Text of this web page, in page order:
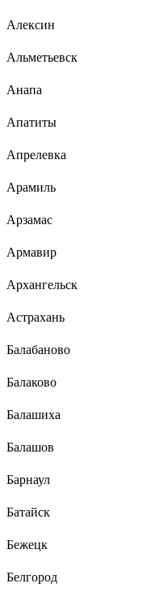
Алексин
Альметьевск
Анапа
Апатиты
Апрелевка
Арамиль
Арзамас
Армавир
Архангельск
Астрахань
Балабаново
Балаково
Балашиха
Балашов
Барнаул
Батайск
Бежецк
Белгород